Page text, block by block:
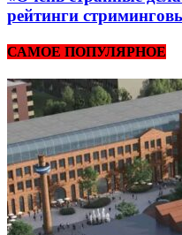
рейтинги
САМОЕ ПОПУЛЯРНОЕ